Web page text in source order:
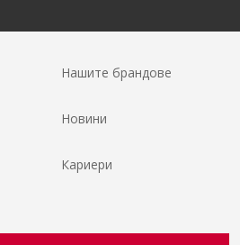
Нашите брандове
Новини
Кариери